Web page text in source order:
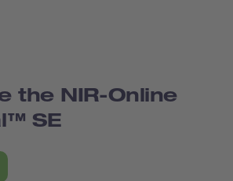
the NIR-Online
SE